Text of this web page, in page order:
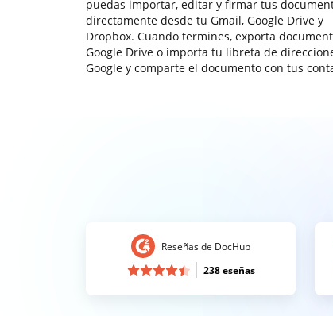
puedas importar, editar y firmar tus
directamente desde tu Gmail, Google Drive y
Dropbox. Cuando termines, exporta
Google Drive o importa tu libreta de
Google y comparte el documento con tus
Reseñas de DocHub
238 eseñas